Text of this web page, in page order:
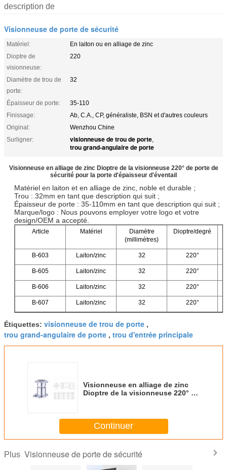
description de
Visionneuse de porte de sécurité
Matériel:
En laiton ou en alliage de zinc
Dioptre de
visionneuse:
220
Diamètre de trou de
porte:
32
Épaisseur de porte:
35-110
Finissage:
Ab, C.A., CP, généraliste, BSN et d'autres couleurs
Original:
Wenzhou Chine
Surligner:
visionneuse de trou de porte,
trou grand-angulaire de porte
Visionneuse en alliage de zinc Dioptre de la visionneuse 220° de porte de
sécurité pour la porte d'épaisseur d'éventail
Matériel en laiton et en alliage de zinc, noble et durable ;
Trou : 32mm en tant que description qui suit ;
Épaisseur de porte : 35-110mm en tant que description qui suit ;
Marque/logo : Nous pouvons employer votre logo et votre
design/OEM a accepté.
Article Matériel
Diamètre
(millimètres)
Dioptre/degré
B-603 Laiton/zinc 32 220°
B-605 Laiton/zinc 32 220°
B-606 Laiton/zinc 32 220°
B-607 Laiton/zinc 32 220°
Étiquettes: visionneuse de trou de porte ,
trou grand-angulaire de porte , trou d'entrée principale
Visionneuse en alliage de zinc
Dioptre de la visionneuse 220° de
Continuer
Plus Visionneuse de porte de sécurité